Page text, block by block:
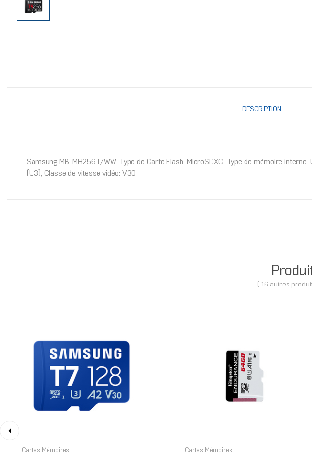
DESCRIPTION
Samsung MB-MH256T/WW. Type de Carte Flash: MicroSDXC, Type de mémoire
(U3), Classe de vitesse vidéo: V30
( 16 autres
Cartes Mémoires Cartes Mémoires